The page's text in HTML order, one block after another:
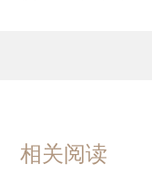
相关阅读